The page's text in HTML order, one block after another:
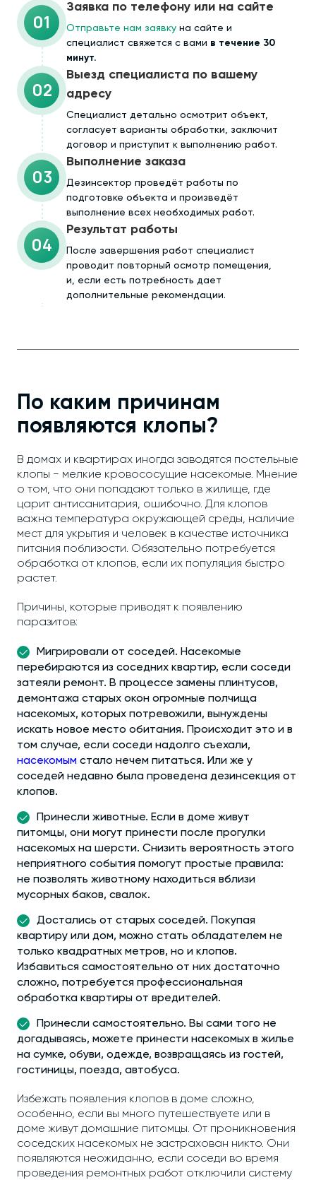
01
Заявка по телефону или на сайте
Отправьте нам заявку на сайте и
специалист свяжется с вами в течение 30
минут.
02
Выезд специалиста по вашему
адресу
Cпециалист детально осмотрит объект,
согласует варианты обработки, заключит
договор и приступит к выполнению работ.
03
Выполнение заказа
Дезинсектор проведёт работы по
подготовке объекта и произведёт
выполнение всех необходимых работ.
04
Результат работы
После завершения работ специалист
проводит повторный осмотр помещения,
и, если есть потребность дает
дополнительные рекомендации.
По каким причинам
появляются клопы?
В домах и квартирах иногда заводятся постельные
клопы − мелкие кровососущие насекомые. Мнение
о том, что они попадают только в жилище, где
царит антисанитария, ошибочно. Для клопов
важна температура окружающей среды, наличие
мест для укрытия и человек в качестве источника
питания поблизости. Обязательно потребуется
обработка от клопов, если их популяция быстро
растет.
Причины, которые приводят к появлению
паразитов:
Мигрировали от соседей. Насекомые
перебираются из соседних квартир, если соседи
затеяли ремонт. В процессе замены плинтусов,
демонтажа старых окон огромные полчища
насекомых, которых потревожили, вынуждены
искать новое место обитания. Происходит это и в
том случае, если соседи надолго съехали,
насекомым стало нечем питаться. Или же у
соседей недавно была проведена дезинсекция от
клопов.
Принесли животные. Если в доме живут
питомцы, они могут принести после прогулки
насекомых на шерсти. Снизить вероятность этого
неприятного события помогут простые правила:
не позволять животному находиться вблизи
мусорных баков, свалок.
Достались от старых соседей. Покупая
квартиру или дом, можно стать обладателем не
только квадратных метров, но и клопов.
Избавиться самостоятельно от них достаточно
сложно, потребуется профессиональная
обработка квартиры от вредителей.
Принесли самостоятельно. Вы сами того не
догадываясь, можете принести насекомых в жилье
на сумке, обуви, одежде, возвращаясь из гостей,
гостиницы, поезда, автобуса.
Избежать появления клопов в доме сложно,
особенно, если вы много путешествуете или в
доме живут домашние питомцы. От проникновения
соседских насекомых не застрахован никто. Они
появляются неожиданно, если соседи во время
проведения ремонтных работ отключили систему